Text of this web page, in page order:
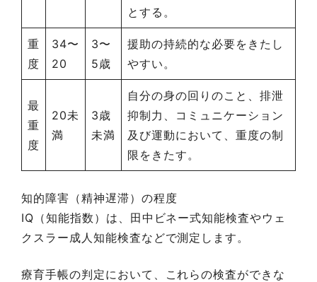
とする。
重
度
34〜
20
3〜
5歳
援助の持続的な必要をきたし
やすい。
最
重
度
20未
満
3歳
未満
自分の身の回りのこと、排泄
抑制力、コミュニケーション
及び運動において、重度の制
限をきたす。
知的障害（精神遅滞）の程度
IQ（知能指数）は、田中ビネー式知能検査やウェ
クスラー成人知能検査などで測定します。
療育手帳の判定において、これらの検査ができな